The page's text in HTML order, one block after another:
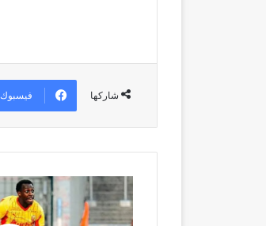
شاركها فيسبوك
بظهوره
الأول
أمام